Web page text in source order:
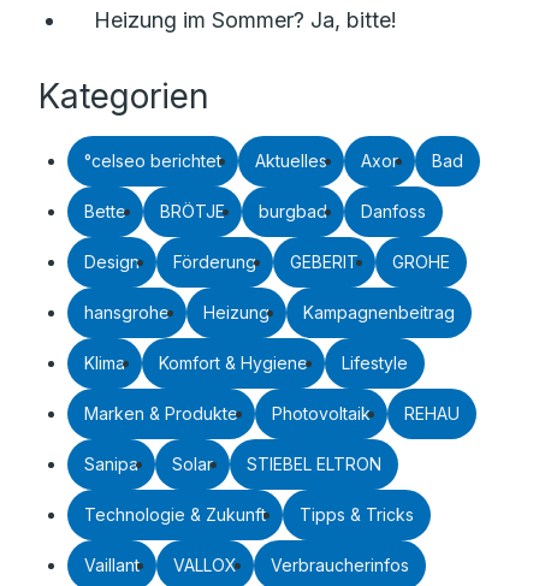
Heizung im Sommer? Ja, bitte!
Kategorien
°celseo berichtet Aktuelles Axor Bad
Bette BRÖTJE burgbad Danfoss
Design Förderung GEBERIT GROHE
hansgrohe Heizung Kampagnenbeitrag
Klima Komfort & Hygiene Lifestyle
Marken & Produkte Photovoltaik REHAU
Sanipa Solar STIEBEL ELTRON
Technologie & Zukunft Tipps & Tricks
Vaillant VALLOX Verbraucherinfos